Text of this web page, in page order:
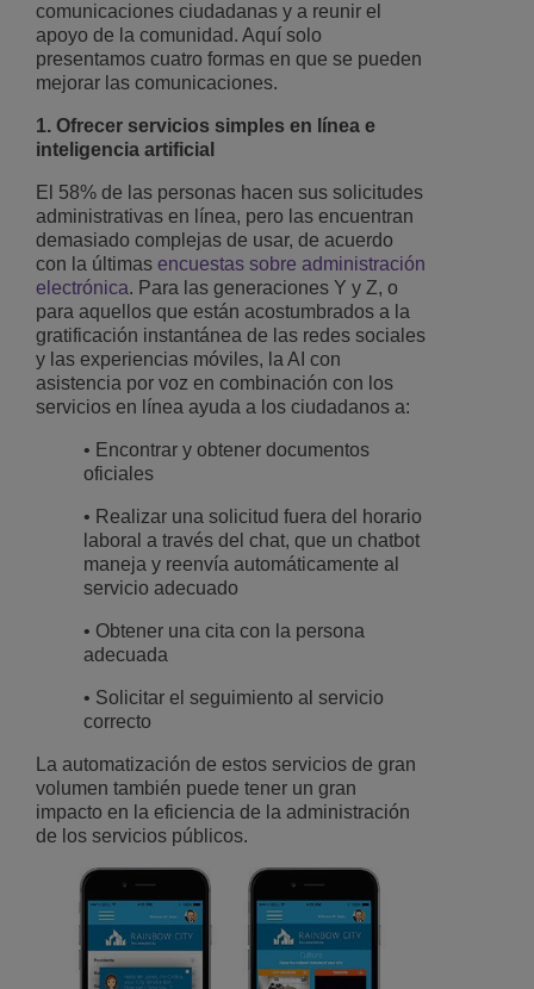
comunicaciones ciudadanas y a reunir el
apoyo de la comunidad. Aquí solo
presentamos cuatro formas en que se pueden
mejorar las comunicaciones.
1. Ofrecer servicios simples en línea e
inteligencia artificial
El 58% de las personas hacen sus solicitudes
administrativas en línea, pero las encuentran
demasiado complejas de usar, de acuerdo
con la últimas encuestas sobre administración
electrónica. Para las generaciones Y y Z, o
para aquellos que están acostumbrados a la
gratificación instantánea de las redes sociales
y las experiencias móviles, la AI con
asistencia por voz en combinación con los
servicios en línea ayuda a los ciudadanos a:
• Encontrar y obtener documentos
oficiales
• Realizar una solicitud fuera del horario
laboral a través del chat, que un chatbot
maneja y reenvía automáticamente al
servicio adecuado
• Obtener una cita con la persona
adecuada
• Solicitar el seguimiento al servicio
correcto
La automatización de estos servicios de gran
volumen también puede tener un gran
impacto en la eficiencia de la administración
de los servicios públicos.